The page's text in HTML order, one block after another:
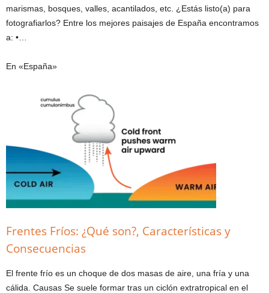
marismas, bosques, valles, acantilados, etc. ¿Estás listo(a) para
fotografiarlos? Entre los mejores paisajes de España encontramos
a: •…
En «España»
Frentes Fríos: ¿Qué son?, Características y
Consecuencias
El frente frío es un choque de dos masas de aire, una fría y una
cálida. Causas Se suele formar tras un ciclón extratropical en el